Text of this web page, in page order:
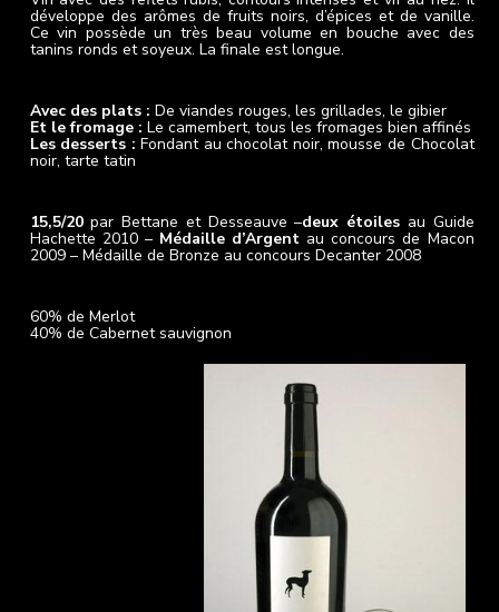
développe des arômes de fruits noirs, d’épices et de vanille.
Ce vin possède un très beau volume en bouche avec des
tanins ronds et soyeux. La finale est longue.
Avec des plats : De viandes rouges, les grillades, le gibier
Et le fromage : Le camembert, tous les fromages bien affinés
Les desserts : Fondant au chocolat noir, mousse de Chocolat
noir, tarte tatin
15,5/20par Bettane et Desseauve –deux étoiles au Guide
Hachette 2010 – Médaille d’Argent au concours de Macon
2009 – Médaille de Bronze au concours Decanter 2008
60% de Merlot
40% de Cabernet sauvignon